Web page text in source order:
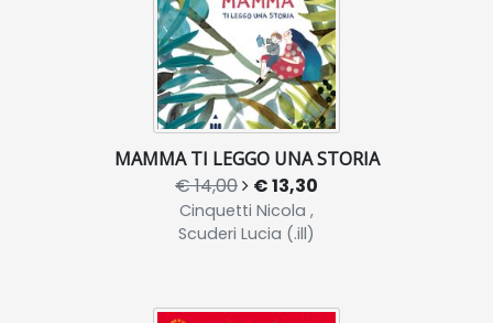
MAMMA TI LEGGO UNA STORIA
€ 14,00 € 13,30
Cinquetti Nicola ,
Scuderi Lucia (.ill)